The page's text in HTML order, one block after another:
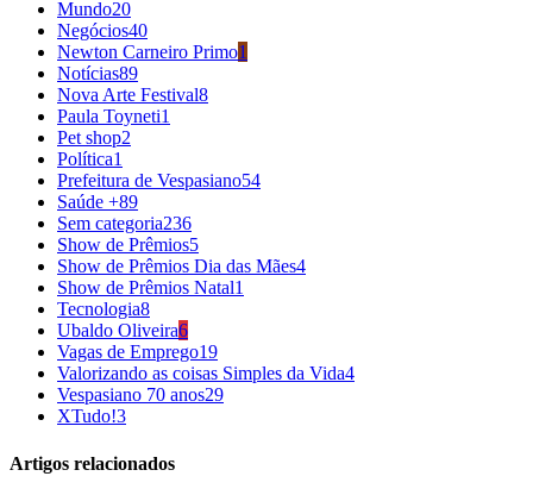
Mundo20
Negócios40
Newton Carneiro Primo1
Notícias89
Nova Arte Festival8
Paula Toyneti1
Pet shop2
Política1
Prefeitura de Vespasiano54
Saúde +89
Sem categoria236
Show de Prêmios5
Show de Prêmios Dia das Mães4
Show de Prêmios Natal1
Tecnologia8
Ubaldo Oliveira6
Vagas de Emprego19
Valorizando as coisas Simples da Vida4
Vespasiano 70 anos29
XTudo!3
Artigos relacionados